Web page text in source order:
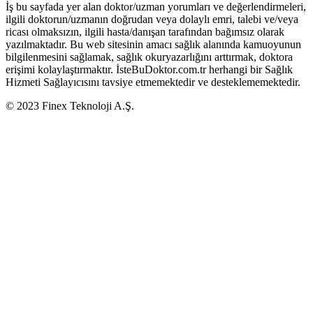
İş bu sayfada yer alan doktor/uzman yorumları ve değerlendirmeleri,
ilgili doktorun/uzmanın doğrudan veya dolaylı emri, talebi ve/veya
ricası olmaksızın, ilgili hasta/danışan tarafından bağımsız olarak
yazılmaktadır. Bu web sitesinin amacı sağlık alanında kamuoyunun
bilgilenmesini sağlamak, sağlık okuryazarlığını arttırmak, doktora
erişimi kolaylaştırmaktır. İsteBuDoktor.com.tr herhangi bir Sağlık
Hizmeti Sağlayıcısını tavsiye etmemektedir ve desteklememektedir.
© 2023 Finex Teknoloji A.Ş.